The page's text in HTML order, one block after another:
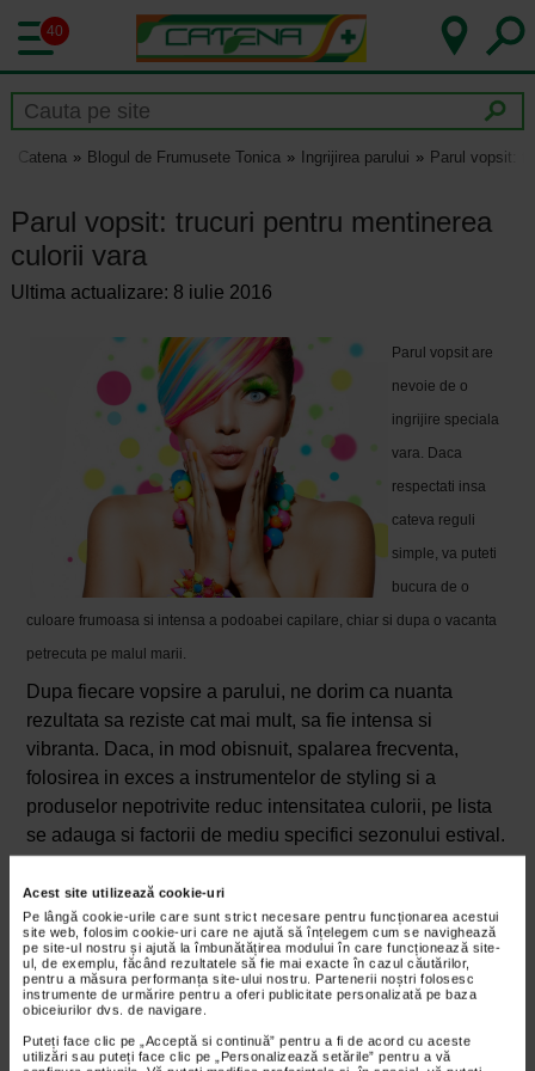
Acest site utilizează cookie-uri
Pe lângă cookie-urile care sunt strict necesare pentru funcționarea acestui
site web, folosim cookie-uri care ne ajută să înțelegem cum se navighează
pe site-ul nostru și ajută la îmbunătățirea modului în care funcționează site-
ul, de exemplu, făcând rezultatele să fie mai exacte în cazul căutărilor,
pentru a măsura performanța site-ului nostru. Partenerii noștri folosesc
instrumente de urmărire pentru a oferi publicitate personalizată pe baza
obiceiurilor dvs. de navigare.
Puteți face clic pe „Acceptă si continuă” pentru a fi de acord cu aceste
utilizări sau puteți face clic pe „Personalizează setările” pentru a vă
40
Catena Blogul de Frumusete Tonica Ingrijirea parului Parul vopsit:
Parul vopsit: trucuri pentru mentinerea
culorii vara
Ultima actualizare: 8 iulie 2016
Parul vopsit are
nevoie de o
ingrijire speciala
vara. Daca
respectati insa
cateva reguli
simple, va puteti
bucura de o
culoare frumoasa si intensa a podoabei capilare, chiar si dupa o vacanta
petrecuta pe malul marii.
Dupa fiecare vopsire a parului, ne dorim ca nuanta
rezultata sa reziste cat mai mult, sa fie intensa si
vibranta. Daca, in mod obisnuit, spalarea frecventa,
folosirea in exces a instrumentelor de styling si a
produselor nepotrivite reduc intensitatea culorii, pe lista
se adauga si factorii de mediu specifici sezonului estival.
umiditatea afecteaza culoarea parului. Acesta devine
tern, uscat, lipsit de vitalitate. Tocmai de aceea, venim in
ajutorul vostru cu cateva mici secrete pentru a va
mentine culoarea.
Produse cu protectie UV pentru par
Exista produse cu formule special create, care